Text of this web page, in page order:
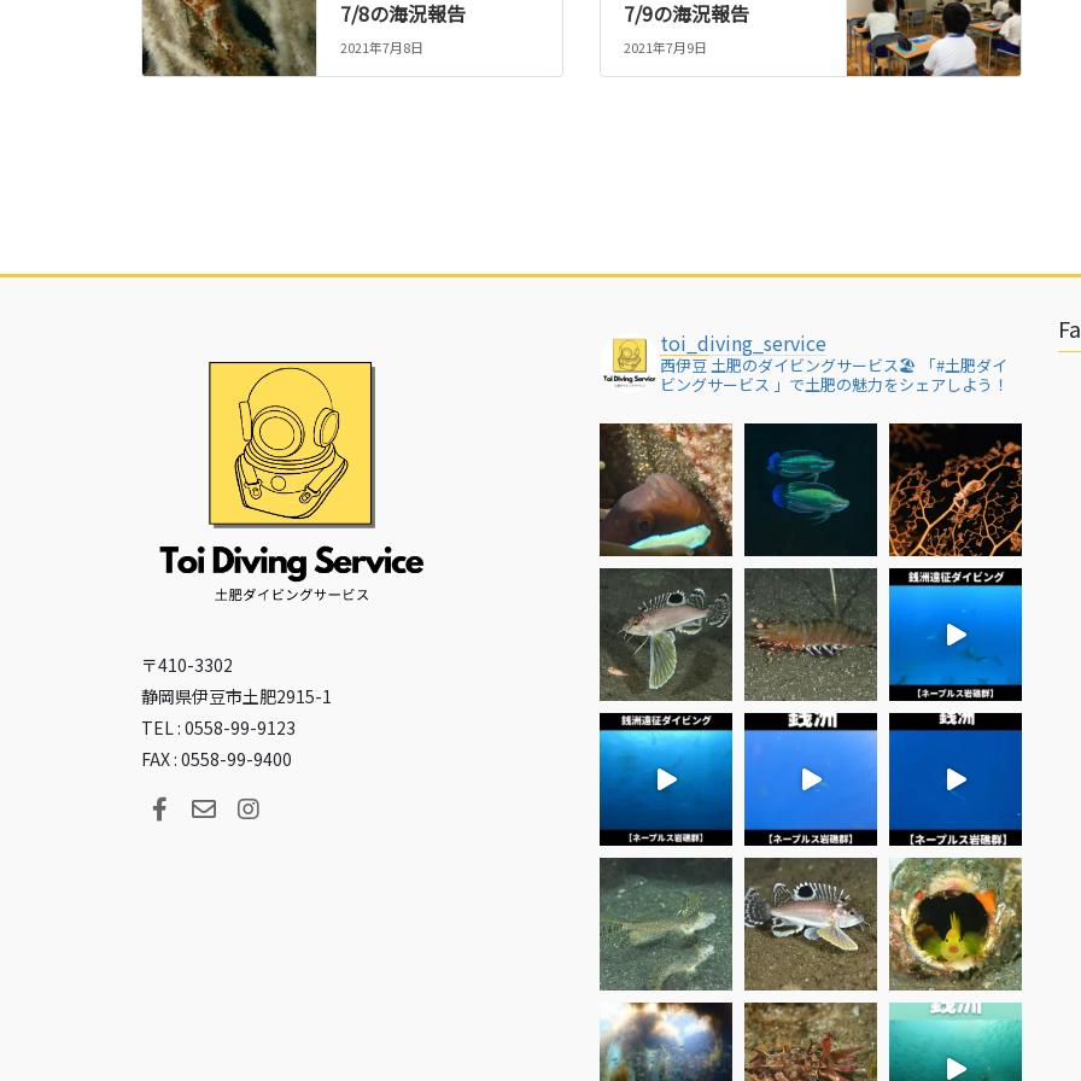
7/8の海況報告
2021年7月8日
7/9の海況報告
2021年7月9日
〒410-3302
静岡県伊豆市土肥2915-1
TEL : 0558-99-9123
FAX : 0558-99-9400
toi_diving_service
西伊豆 土肥のダイビングサービス🏖
「#土肥ダイ
ビングサービス 」で土肥の魅力をシェアしよう！